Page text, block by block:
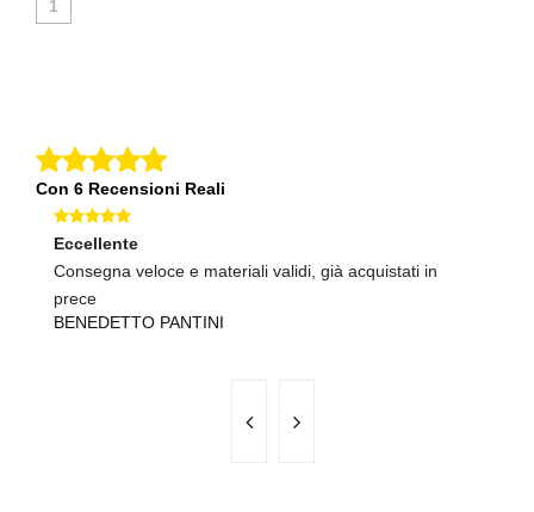
1
Con 6 Recensioni Reali
Eccellente
Consegna veloce e materiali validi, già acquistati in
prece
BENEDETTO PANTINI